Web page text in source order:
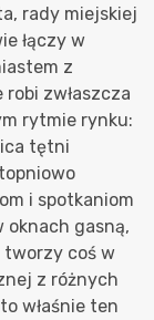
rady miejskiej
łączy w
z
robi zwłaszcza
rytmie rynku:
tętni
i spotkaniom
oknach gasną,
tworzy coś w
z różnych
właśnie ten